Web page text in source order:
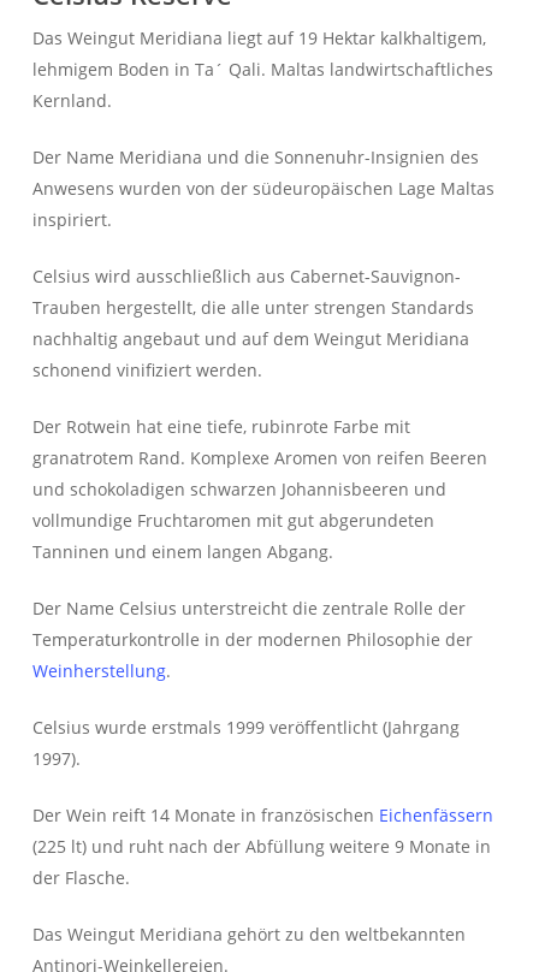
Das Weingut Meridiana liegt auf 19 Hektar kalkhaltigem,
lehmigem Boden in Ta´ Qali. Maltas landwirtschaftliches
Kernland.
Der Name Meridiana und die Sonnenuhr-Insignien des
Anwesens wurden von der südeuropäischen Lage Maltas
inspiriert.
Celsius wird ausschließlich aus Cabernet-Sauvignon-
Trauben hergestellt, die alle unter strengen Standards
nachhaltig angebaut und auf dem Weingut Meridiana
schonend vinifiziert werden.
Der Rotwein hat eine tiefe, rubinrote Farbe mit
granatrotem Rand. Komplexe Aromen von reifen Beeren
und schokoladigen schwarzen Johannisbeeren und
vollmundige Fruchtaromen mit gut abgerundeten
Tanninen und einem langen Abgang.
Der Name Celsius unterstreicht die zentrale Rolle der
Temperaturkontrolle in der modernen Philosophie der
Weinherstellung.
Celsius wurde erstmals 1999 veröffentlicht (Jahrgang
1997).
Der Wein reift 14 Monate in französischen Eichenfässern
(225 lt) und ruht nach der Abfüllung weitere 9 Monate in
der Flasche.
Das Weingut Meridiana gehört zu den weltbekannten
Antinori-Weinkellereien.